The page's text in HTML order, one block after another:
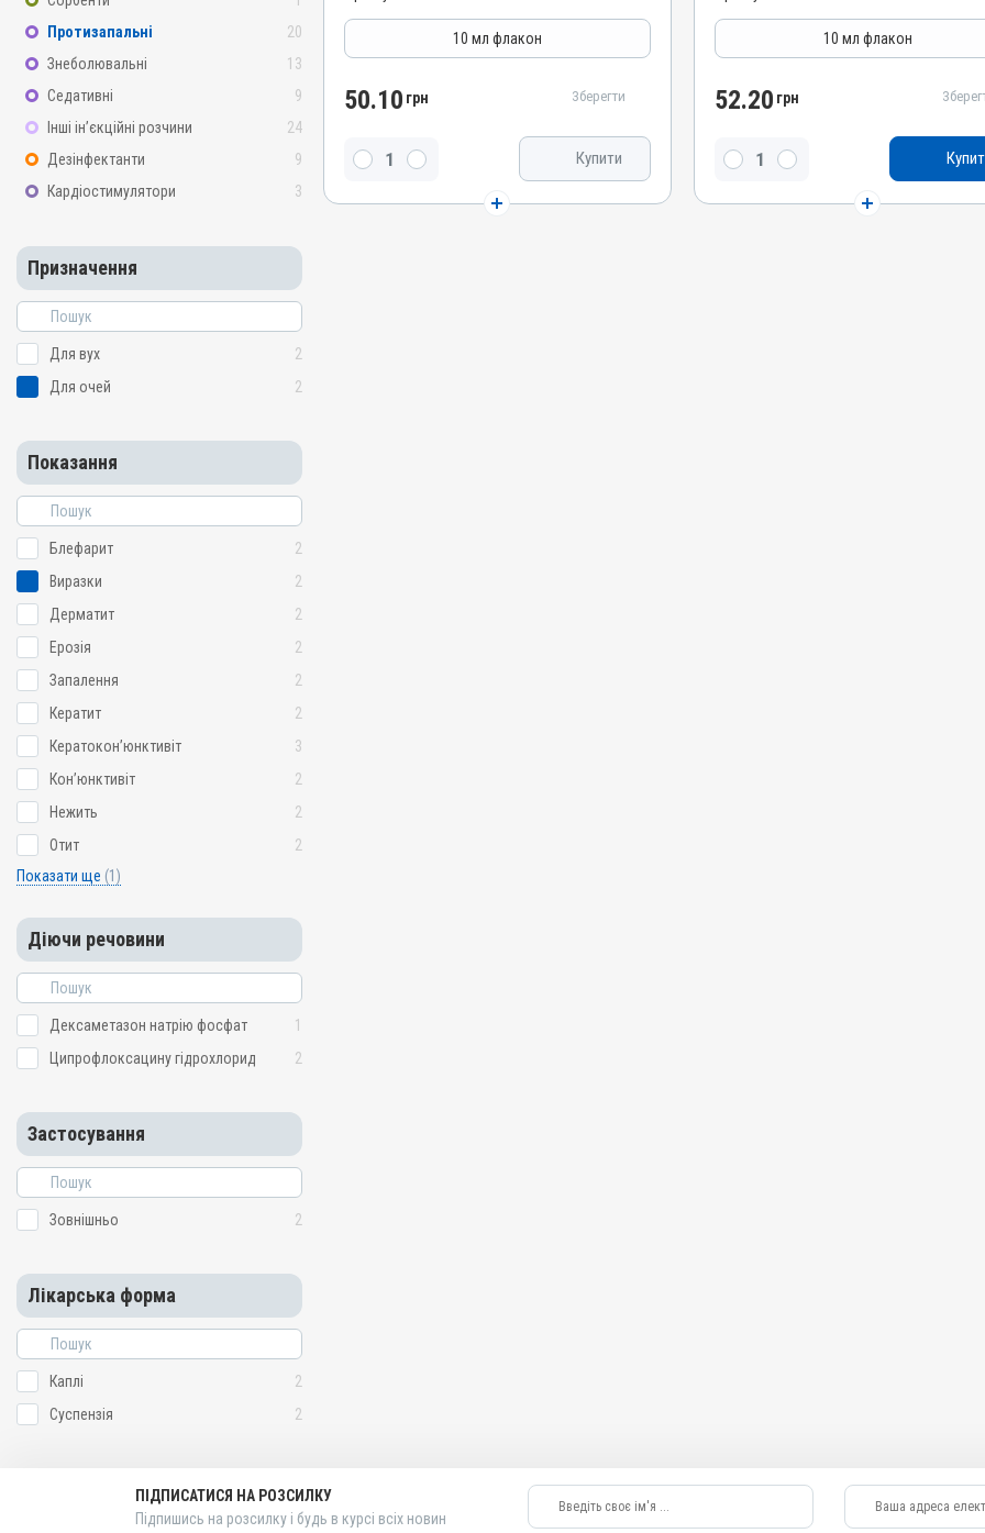
Протизапальні
20
Знеболювальні
13
Седативні
9
Інші ін’єкційні розчини
24
Дезінфектанти
9
Кардіостимулятори
3
Призначення
Для вух
2
Для очей
2
Показання
Блефарит
2
Виразки
2
Дерматит
2
Ерозія
2
Запалення
2
Кератит
2
Кератокон’юнктивіт
3
Кон’юнктивіт
2
Нежить
2
Отит
2
Показати ще (1)
Діючи речовини
Дексаметазон натрію фосфат
1
Ципрофлоксацину гідрохлорид
2
Застосування
Зовнішньо 2
Лікарська форма
Каплі
2
Суспензія
2
Групи препаратів
Антимікробні, Протизапальні
Каплі, Суспензія
Ципрофлоксацину гідрохлорид
10 мл флакон
50.10 грн Зберегти
Купити
Антимікробні, Протизапальні
Каплі, Суспензія
Дексаметазон натрію фосфат,
Ципрофлоксацину гідрохлорид
10 мл флакон
52.20 грн
ПІДПИСАТИСЯ НА РОЗСИЛКУ
Підпишись на розсилку і будь в курсі всіх новин